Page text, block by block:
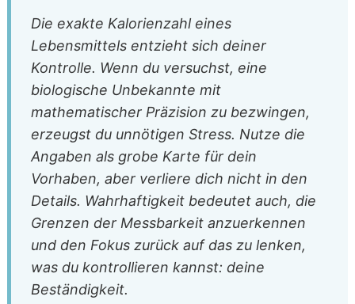
Die exakte Kalorienzahl eines
Lebensmittels entzieht sich deiner
Kontrolle. Wenn du versuchst, eine
biologische Unbekannte mit
mathematischer Präzision zu bezwingen,
erzeugst du unnötigen Stress. Nutze die
Angaben als grobe Karte für dein
Vorhaben, aber verliere dich nicht in den
Details. Wahrhaftigkeit bedeutet auch, die
Grenzen der Messbarkeit anzuerkennen
und den Fokus zurück auf das zu lenken,
was du kontrollieren kannst: deine
Beständigkeit.